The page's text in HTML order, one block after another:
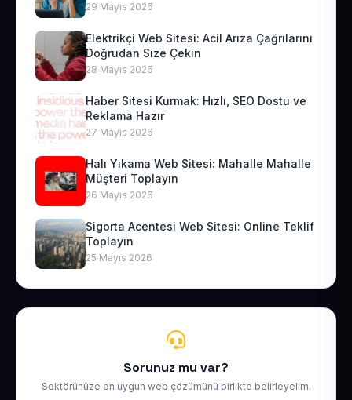
29 Mayıs 2026
Elektrikçi Web Sitesi: Acil Arıza Çağrılarını
Doğrudan Size Çekin
28 Mayıs 2026
Haber Sitesi Kurmak: Hızlı, SEO Dostu ve
Reklama Hazır
27 Mayıs 2026
Halı Yıkama Web Sitesi: Mahalle Mahalle
Müşteri Toplayın
26 Mayıs 2026
Sigorta Acentesi Web Sitesi: Online Teklif
Toplayın
25 Mayıs 2026
Sorunuz mu var?
Sektörünüze en uygun web çözümünü birlikte belirleyelim.